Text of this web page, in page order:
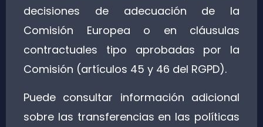
decisiones de adecuación de la
Comisión Europea o en cláusulas
contractuales tipo aprobadas por la
Comisión (artículos 45 y 46 del RGPD).
Puede consultar información adicional
sobre las transferencias en las políticas